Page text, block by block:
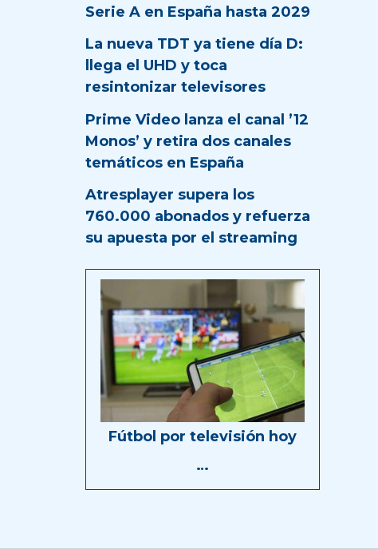
Serie A en España hasta 2029
La nueva TDT ya tiene día D:
llega el UHD y toca
resintonizar televisores
Prime Video lanza el canal ’12
Monos’ y retira dos canales
temáticos en España
Atresplayer supera los
760.000 abonados y refuerza
su apuesta por el streaming
Fútbol por televisión hoy
…